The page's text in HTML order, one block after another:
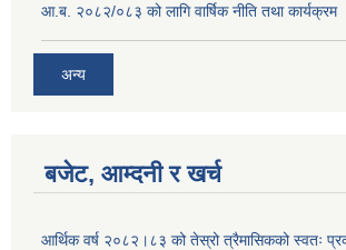
आ.ब. २०८२/०८३ को लागि वार्षिक नीति तथा कार्यक्रम
अन्य
बजेट, आम्दनी र खर्च
आर्थिक वर्ष २०८२।८३ को तेस्रो त्रैमासिकको स्वतः